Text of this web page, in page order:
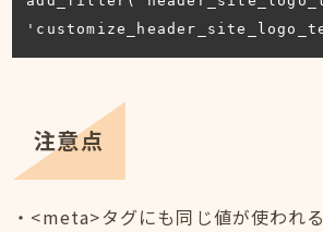
注意点
・<meta>タグにも同じ値が使われ